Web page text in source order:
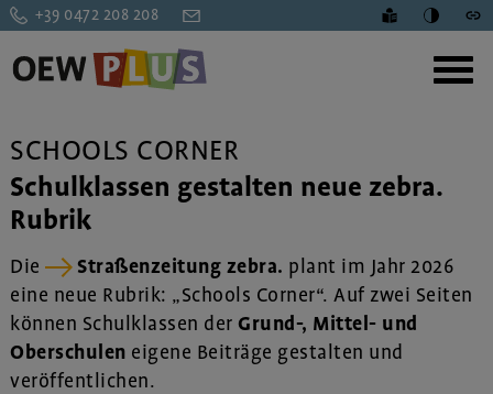
+39 0472 208 208
SCHOOLS CORNER
Schulklassen gestalten neue zebra.
Rubrik
Die Straßenzeitung zebra. plant im Jahr 2026
eine neue Rubrik: „Schools Corner“. Auf zwei Seiten
können Schulklassen der Grund-, Mittel- und
Oberschulen eigene Beiträge gestalten und
veröffentlichen.